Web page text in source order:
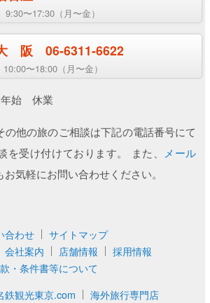
9:30〜17:30（月〜金）
阪 06-6311-6622
10:00〜18:00（月〜金）
年始 休業
の他の旅のご相談は下記の電話番号にて
を受け付けております。 また、
メール
お気軽にお問い合わせください。
合わせ
サイトマップ
会社案内 店舗情報
採用情報
・条件書等について
鉄観光東京.com
海外旅行専門店